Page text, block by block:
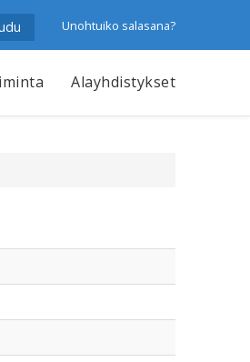
Unohtuiko salasana?
Alayhdistykset